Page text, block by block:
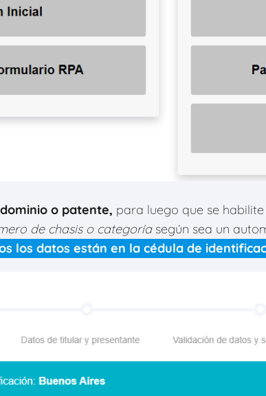
dominio o patente, para luego que se
de chasis o categoríasegún sea un
los datos están en la cédula de